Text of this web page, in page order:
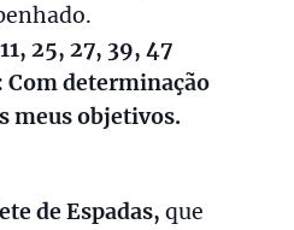
25, 27, 39, 47
determinação
meus objetivos.
de Espadas, que